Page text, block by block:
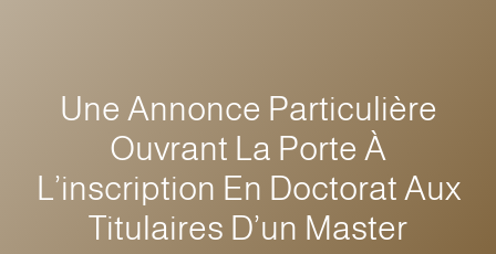
Une Annonce Particulière
Ouvrant La Porte À
L’inscription En Doctorat Aux
Titulaires D’un Master